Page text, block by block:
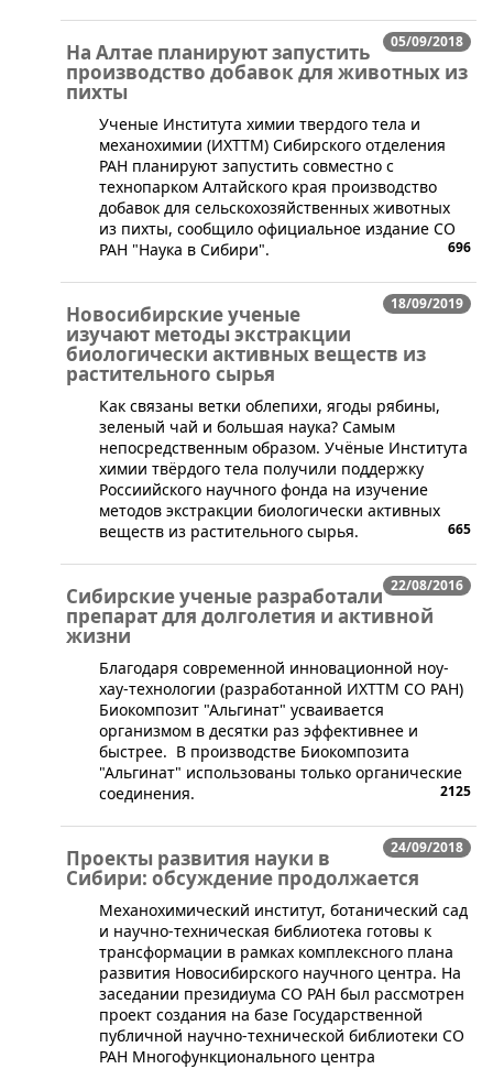
05/09/2018
На Алтае планируют запустить
производство добавок для животных из
пихты
​Ученые Института химии твердого тела и
механохимии (ИХТТМ) Сибирского отделения
РАН планируют запустить совместно с
технопарком Алтайского края производство
добавок для сельскохозяйственных животных
из пихты, сообщило официальное издание СО
РАН "Наука в Сибири".
696
18/09/2019
Новосибирские ученые
изучают методы экстракции
биологически активных веществ из
растительного сырья
Как связаны ветки облепихи, ягоды рябины,
зеленый чай и большая наука? Самым
непосредственным образом. Учёные Института
химии твёрдого тела получили поддержку
Россиийского научного фонда на изучение
методов экстракции биологически активных
веществ из растительного сырья.
665
22/08/2016
Сибирские ученые разработали
препарат для долголетия и активной
жизни
Благодаря современной инновационной ноу-
хау-технологии (разработанной ИХТТМ СО РАН)
Биокомпозит "Альгинат" усваивается
организмом в десятки раз эффективнее и
быстрее. В производстве Биокомпозита
"Альгинат" использованы только органические
соединения.
2125
24/09/2018
Проекты развития науки в
Сибири: обсуждение продолжается
​Механохимический институт, ботанический сад
и научно-техническая библиотека готовы к
трансформации в рамках комплексного плана
развития Новосибирского научного центра. На
заседании президиума СО РАН был рассмотрен
проект создания на базе Государственной
публичной научно-технической библиотеки СО
РАН Многофункционального центра